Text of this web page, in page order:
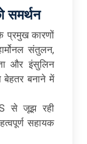
समर्थन
प्रमुख कारणों
संतुलन,
और इंसुलिन
बेहतर बनाने में
से जूझ रही
सहायक